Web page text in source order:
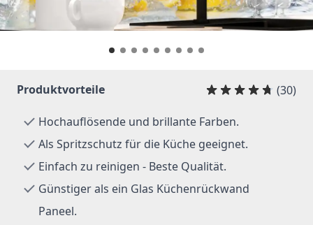
Produktvorteile (30)
Hochauflösende und brillante Farben.
Als Spritzschutz für die Küche geeignet.
Einfach zu reinigen - Beste Qualität.
Günstiger als ein Glas Küchenrückwand
Paneel.